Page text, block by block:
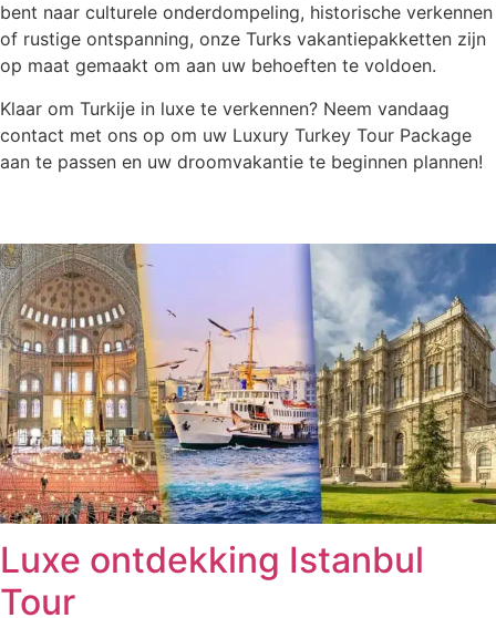
bent naar culturele onderdompeling, historische verkennen
of rustige ontspanning, onze Turks vakantiepakketten zijn
op maat gemaakt om aan uw behoeften te voldoen.
Klaar om Turkije in luxe te verkennen? Neem vandaag
contact met ons op om uw Luxury Turkey Tour Package
aan te passen en uw droomvakantie te beginnen plannen!
Luxe ontdekking Istanbul
Tour